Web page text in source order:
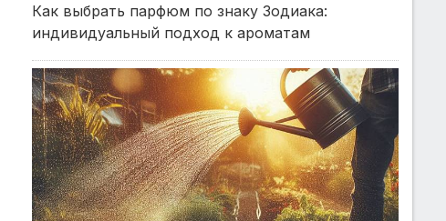
Как выбрать парфюм по знаку Зодиака:
индивидуальный подход к ароматам